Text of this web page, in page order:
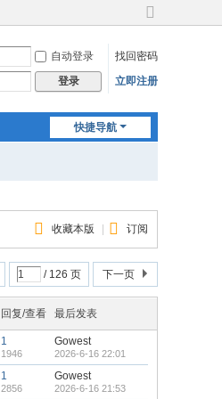
切
到
宽
自动登录
找回密码
登录 立即注册
快捷导航
收藏本版 订阅
/ 126 页 下一页
回复/查看 最后发表
1
1946
Gowest
2026-6-16 22:01
1
2856
Gowest
2026-6-16 21:53